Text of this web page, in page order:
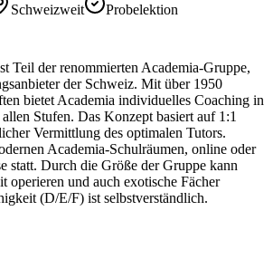
Schweizweit
Probelektion
Teil der renommierten Academia-Gruppe,
der Schweiz. Mit über 1950
bietet Academia individuelles Coaching in
Stufen. Das Konzept basiert auf 1:1
Vermittlung des optimalen Tutors.
Academia-Schulräumen, online oder
statt. Durch die Größe der Gruppe kann
operieren und auch exotische Fächer
(D/E/F) ist selbstverständlich.